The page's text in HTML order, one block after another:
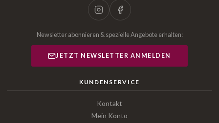
Newsletter abonnieren & spezielle Angebote erhalten:
JETZT NEWSLETTER ANMELDEN
KUNDENSERVICE
Kontakt
Mein Konto